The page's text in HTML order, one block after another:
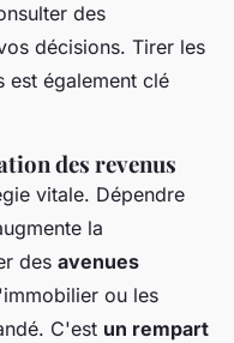
des
décisions. Tirer les
est également clé
des revenus
vitale. Dépendre
la
des avenues
ou les
C'est un rempart